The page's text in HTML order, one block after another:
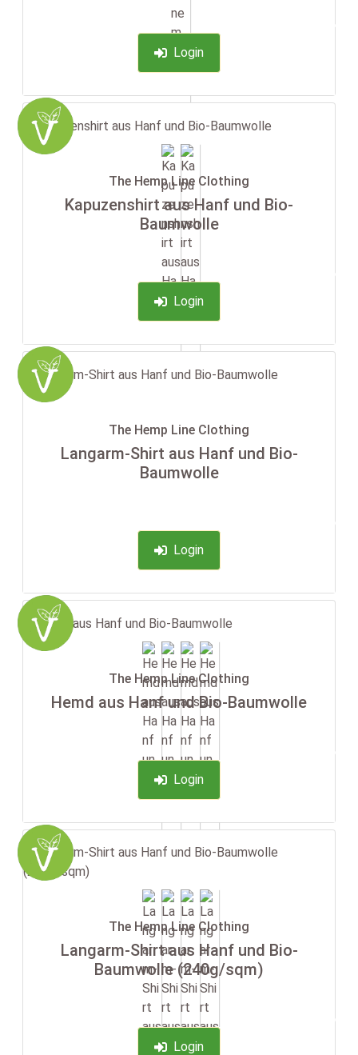
Login
-35%
The Hemp Line Clothing
Kapuzenshirt aus Hanf und Bio-
Baumwolle
Login
-35%
The Hemp Line Clothing
Langarm-Shirt aus Hanf und Bio-
Baumwolle
Login
-35%
The Hemp Line Clothing
Hemd aus Hanf und Bio-Baumwolle
Login
-35%
The Hemp Line Clothing
Langarm-Shirt aus Hanf und Bio-
Baumwolle (240g/sqm)
Login
-35%